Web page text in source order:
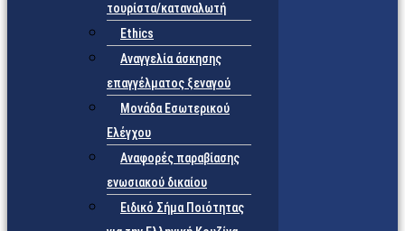
τουρίστα/καταναλωτή
Ethics
Αναγγελία άσκησης
επαγγέλματος ξεναγού
Μονάδα Εσωτερικού
Ελέγχου
Αναφορές παραβίασης
ενωσιακού δικαίου
Ειδικό Σήμα Ποιότητας